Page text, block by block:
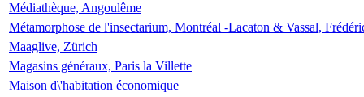
Médiathèque, Angoulême
Métamorphose de l'insectarium, Montréal -Lacaton & Vassal,
Maaglive, Zürich
Magasins généraux, Paris la Villette
Maison d\'habitation économique